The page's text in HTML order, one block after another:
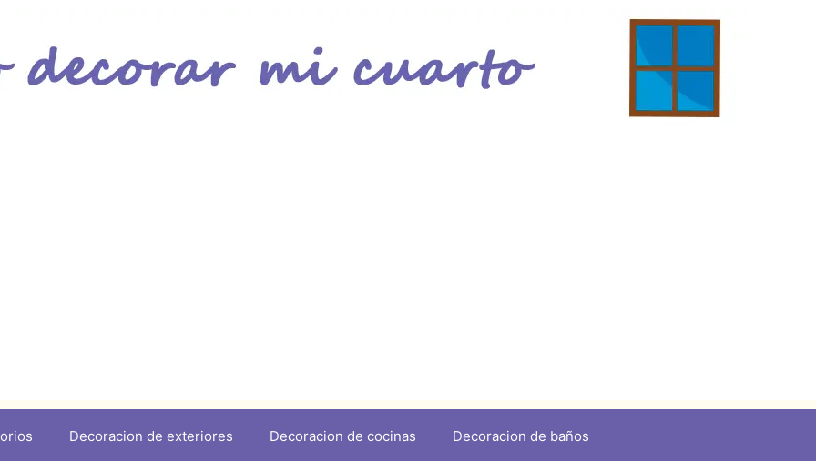
Decoracion de exteriores Decoracion de cocinas Decoracion de baños